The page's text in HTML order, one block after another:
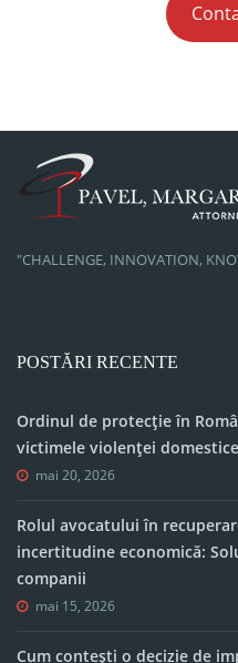
"CHALLENGE, INNOVATION,
POSTĂRI RECENTE
Ordinul de protecție în
victimele violenței domestice
mai 20, 2026
Rolul avocatului în
incertitudine economică:
companii
mai 15, 2026
Cum contești o decizie de